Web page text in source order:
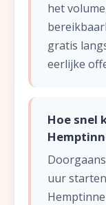
het
gratis
eerlijke
Hoe snel
uur